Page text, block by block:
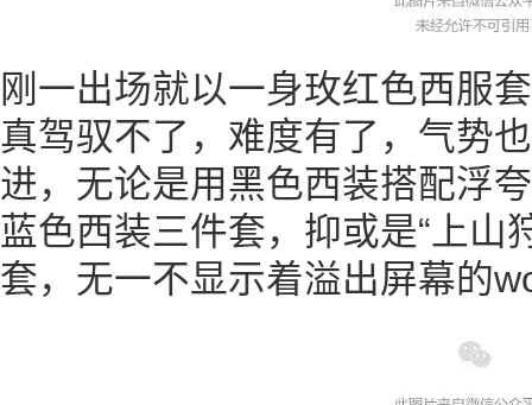
刚一出场就以一身玫红色西服
真驾驭不了，难度有了，气势
进，无论是用黑色西装搭配浮
蓝色西装三件套，抑或是“上山
套，无一不显示着溢出屏幕的